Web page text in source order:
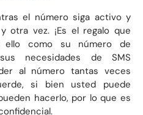
el número siga activo y
otra vez. ¡Es el regalo que
ello como su número de
necesidades de SMS
al número tantas veces
si bien usted puede
hacerlo, por lo que es